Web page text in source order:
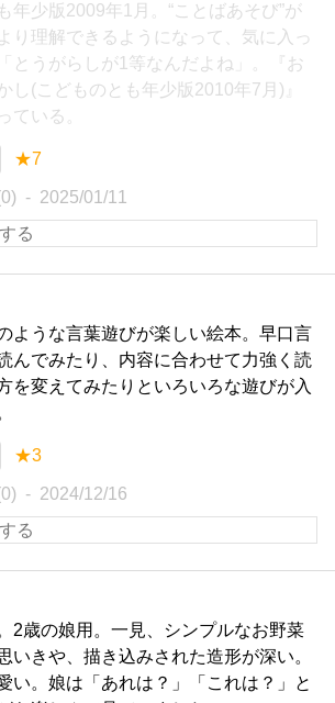
年少版2009年1月。“ことばあそび”が
り理解できるようになって、気に入っ
とうがらしが1等なんだよね」。『お
し(こどものとも年少版2010年7月)』
ている。
★7
2025/01/11
ような言葉遊びが楽しい絵本。早口言
んでみたり、内容に合わせて力強く読
を変えてみたりといろいろな遊びが入
★3
2024/12/16
2歳の娘用。一見、シンプルなお野菜
いきや、描き込みされた造形が深い。
い。娘は「あれは？」「これは？」と